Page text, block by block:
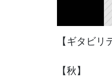
【ギタビ
【秋】